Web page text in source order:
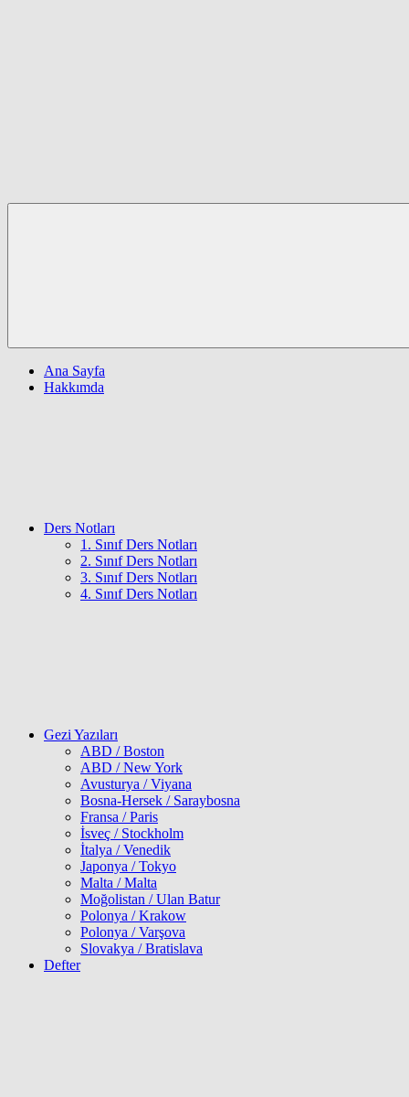
Ana Sayfa
Hakkımda
Ders Notları
1. Sınıf Ders Notları
2. Sınıf Ders Notları
3. Sınıf Ders Notları
4. Sınıf Ders Notları
Gezi Yazıları
ABD / Boston
ABD / New York
Avusturya / Viyana
Bosna-Hersek / Saraybosna
Fransa / Paris
İsveç / Stockholm
İtalya / Venedik
Japonya / Tokyo
Malta / Malta
Moğolistan / Ulan Batur
Polonya / Krakow
Polonya / Varşova
Slovakya / Bratislava
Defter